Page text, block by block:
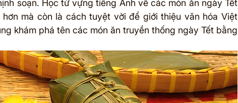
soạn. Học từ vựng tiếng Anh về các món ăn ngày Tết
mà còn là cách tuyệt vời để giới thiệu văn hóa Việt
khám phá tên các món ăn truyền thống ngày Tết bằng